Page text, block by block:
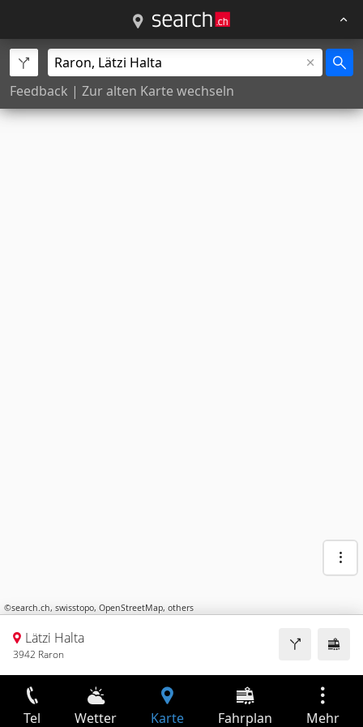
Feedback | Zur alten Karte wechseln
©search.ch, swisstopo, OpenStreetMap, others
Lätzi Halta
3942 Raron
Tel Wetter Karte Fahrplan Mehr